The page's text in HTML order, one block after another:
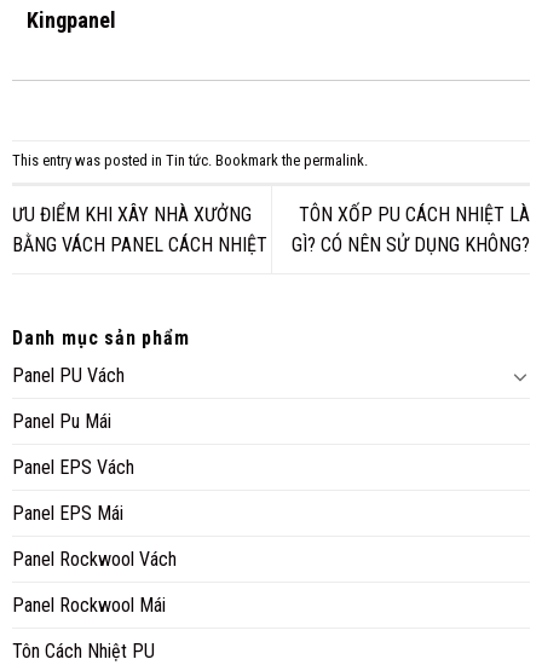
Kingpanel
This entry was posted in Tin tức. Bookmark the permalink.
ƯU ĐIỂM KHI XÂY NHÀ XƯỞNG
BẰNG VÁCH PANEL CÁCH NHIỆT
TÔN XỐP PU CÁCH NHIỆT LÀ
GÌ? CÓ NÊN SỬ DỤNG KHÔNG?
Danh mục sản phẩm
Panel PU Vách
Panel Pu Mái
Panel EPS Vách
Panel EPS Mái
Panel Rockwool Vách
Panel Rockwool Mái
Tôn Cách Nhiệt PU